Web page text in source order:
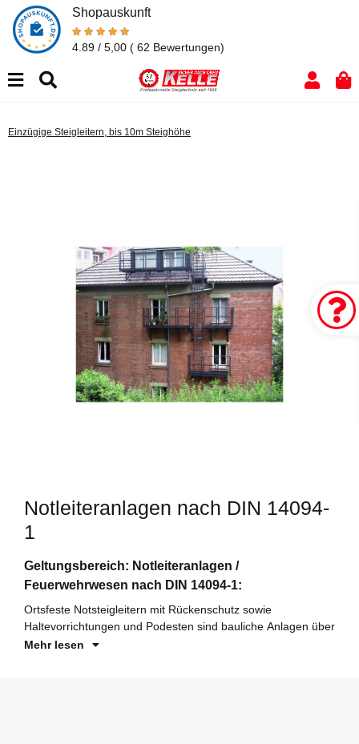
Shopauskunft
4.89 / 5,00 ( 62 Bewertungen)
Einzügige Steigleitern, bis 10m Steighöhe
Notleiteranlagen nach DIN 14094-
1
Geltungsbereich: Notleiteranlagen /
Feuerwehrwesen nach DIN 14094-1:
Ortsfeste Notsteigleitern mit Rückenschutz sowie
Haltevorrichtungen und Podesten sind bauliche Anlagen über
Mehr lesen